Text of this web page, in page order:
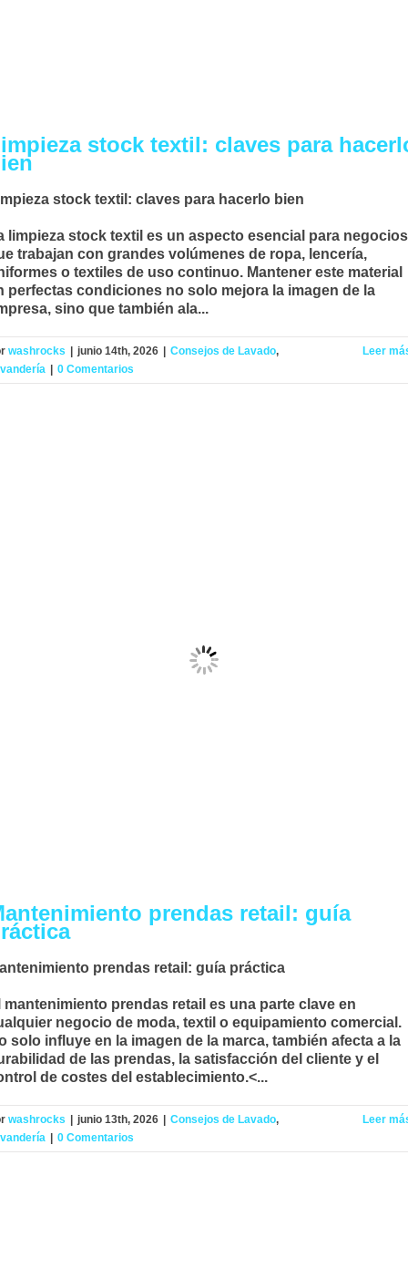
stock textil: claves para
stock textil: claves para hacerlo bien
limpieza stock textil es un aspecto esencial para negocios
trabajan con grandes volúmenes de ropa, lencería,
o textiles de uso continuo. Mantener este material
perfectas condiciones no solo mejora la imagen de la
sino que también ala...
washrocks junio 14th, 2026 Consejos de Lavado,
0 Comentarios
Leer
prendas retail: guía
prendas retail: guía práctica
mantenimiento prendas retail es una parte clave en
negocio de moda, textil o equipamiento comercial.
solo influye en la imagen de la marca, también afecta a la
de las prendas, la satisfacción del cliente y el
de costes del establecimiento.<...
washrocks junio 13th, 2026 Consejos de Lavado,
0 Comentarios
Leer